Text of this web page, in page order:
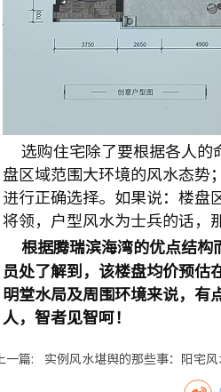
选购住宅除了要根据各人
盘区域范围大环境的风水态势
进行正确选择。如果说：楼盘
将领， 户型风水为士兵的话，
根据腾瑞滨海湾的优点结
员处了解到，该楼盘均价预估
明堂水局及周围环境来说，
人，智者见智呵！
一篇: 实例风水堪舆的那些事：阳宅风